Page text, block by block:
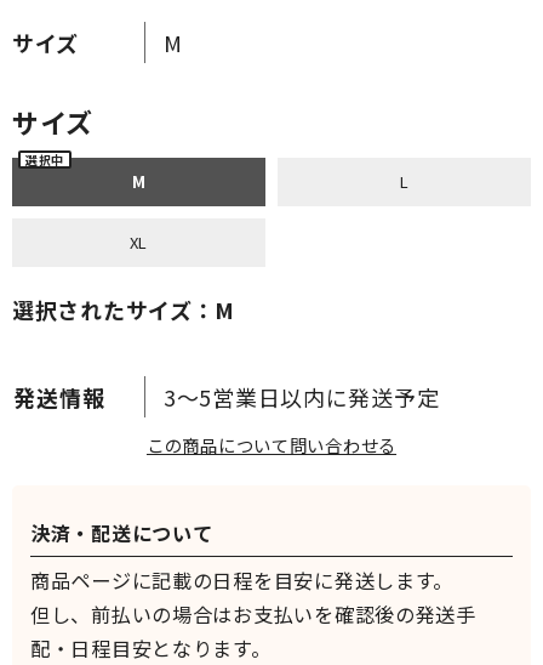
サイズ M
3～5営業日以内に発送予定
サイズ
M L
XL
選択されたサイズ：M
この商品について問い合わせる
決済・配送について
商品ページに記載の日程を目安に発送します。
但し、前払いの場合はお支払いを確認後の発送手
配・日程目安となります。